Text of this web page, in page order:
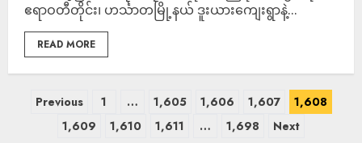
ဧရာဝတီတိုင်း၊ ဟင်္သာတမြို့နယ် ဒူးယားကျေးရွာနဲ့...
READ MORE
Previous 1 … 1,605 1,606 1,607
1,608
1,609
1,610 1,611 … 1,698 Next